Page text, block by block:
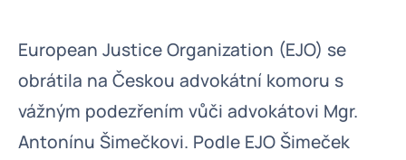
European Justice Organization (EJO) se
obrátila na Českou advokátní komoru s
vážným podezřením vůči advokátovi Mgr.
Antonínu Šimečkovi. Podle EJO Šimeček